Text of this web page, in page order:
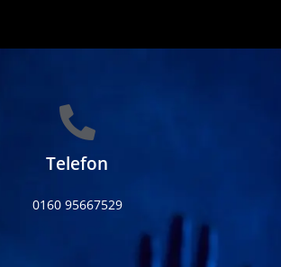
Telefon
0160 95667529